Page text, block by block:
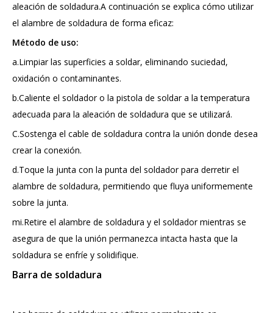
aleación de soldadura.A continuación se explica cómo utilizar
el alambre de soldadura de forma eficaz:
Método de uso:
a.Limpiar las superficies a soldar, eliminando suciedad,
oxidación o contaminantes.
b.Caliente el soldador o la pistola de soldar a la temperatura
adecuada para la aleación de soldadura que se utilizará.
C.Sostenga el cable de soldadura contra la unión donde desea
crear la conexión.
d.Toque la junta con la punta del soldador para derretir el
alambre de soldadura, permitiendo que fluya uniformemente
sobre la junta.
mi.Retire el alambre de soldadura y el soldador mientras se
asegura de que la unión permanezca intacta hasta que la
soldadura se enfríe y solidifique.
Barra de soldadura